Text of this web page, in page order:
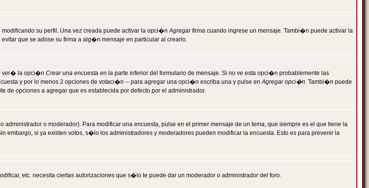
modificando su perfil. Una vez creada puede activar la opci�nAgregar firma cuando ingrese un mensaje. Tambi�n puede activar la
que se adose su firma a alg�n mensaje en particular al crearlo.
ver� la opci�n Crear una encuesta en la parte inferior del formulario de mensaje. Si no ve esta opci�n probablemente las
y por lo menos 2 opciones de votaci�n -- para agregar una opci�n escriba una y pulse enAgregar opci�n. Tambi�n puede
opciones a agregar que es establecida por defecto por el administrador.
o moderador). Para modificar una encuesta, pulse en el primer mensaje de un tema, que siempre es el que tiene la
embargo, si ya existen votos, s�lo los administradores y moderadores pueden modificar la encuesta. Esto es para prevenir la
etc. necesita ciertas autorizaciones que s�lo te puede dar un moderador o administrador del foro.